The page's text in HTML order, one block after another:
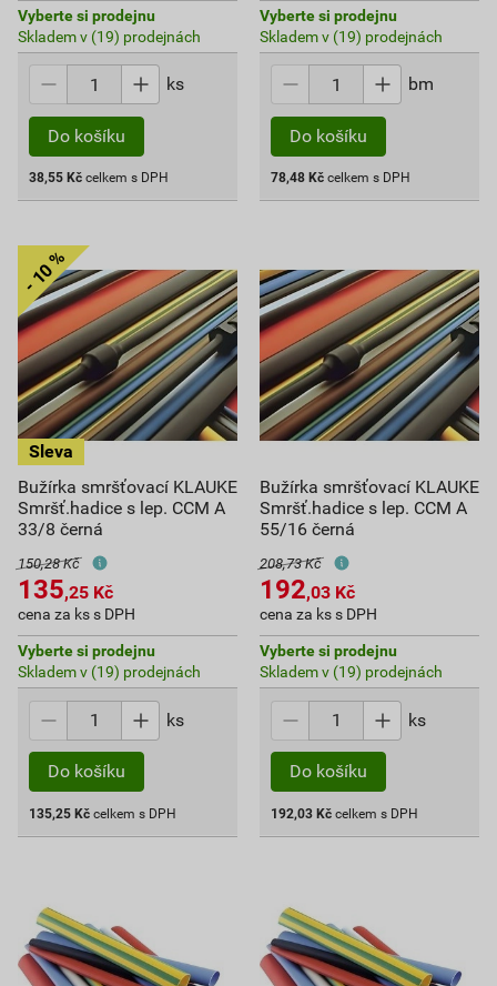
Vyberte si prodejnu
Skladem v (19) prodejnách
ks
Do košíku
38,55 Kč celkem s DPH
Vyberte si prodejnu
Skladem v (19) prodejnách
bm
Do košíku
78,48 Kč celkem s DPH
Bužírka smršťovací KLAUKE
Smršť.hadice s lep. CCM A
33/8 černá
150,28 Kč
135,25 Kč
cena za ks s DPH
Vyberte si prodejnu
Skladem v (19) prodejnách
ks
Do košíku
135,25 Kč celkem s DPH
Bužírka smršťovací KLAUKE
Smršť.hadice s lep. CCM A
55/16 černá
208,73 Kč
192,03 Kč
cena za ks s DPH
Vyberte si prodejnu
Skladem v (19) prodejnách
ks
Do košíku
192,03 Kč celkem s DPH